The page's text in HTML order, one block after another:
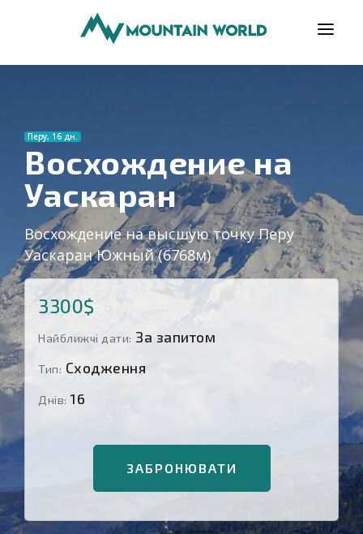
ПРО НАС
КОНТАКТИ
Перу, 16 дн.
Восхождение на
Уаскаран
Восхождение на высшую точку Перу
Уаскаран Южный (6768м)
3300$
Найближчі дати: За запитом
Тип: Сходження
Днів: 16
ЗАБРОНЮВАТИ